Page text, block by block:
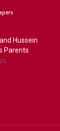
Hussein
Parents